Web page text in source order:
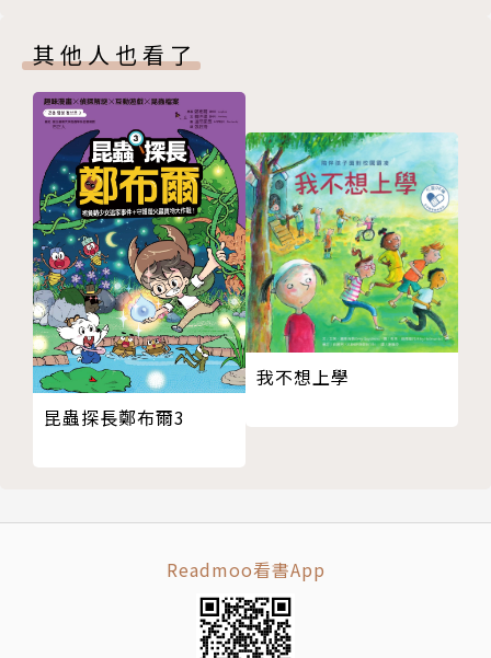
飛彈和數學
Chapter 4 「我即永恆。」
地圖繪製的技巧
那棵樹有多高？
文藝復興時代的藥草花園
名詞解釋
文藝復興時期重要人物簡介
參考資源
圖片出處
版權頁
封底
其他人也看了
昆蟲探長鄭布爾3
我不想上學
Readmoo看書App